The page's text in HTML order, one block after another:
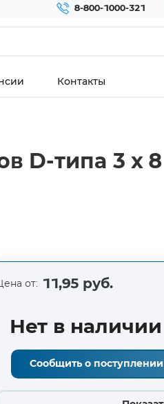
8-800-1000-321
Контакты
D-типа 3 x
Цена от: 11,95 руб.
Нет в наличии
Сообщить о поступлении